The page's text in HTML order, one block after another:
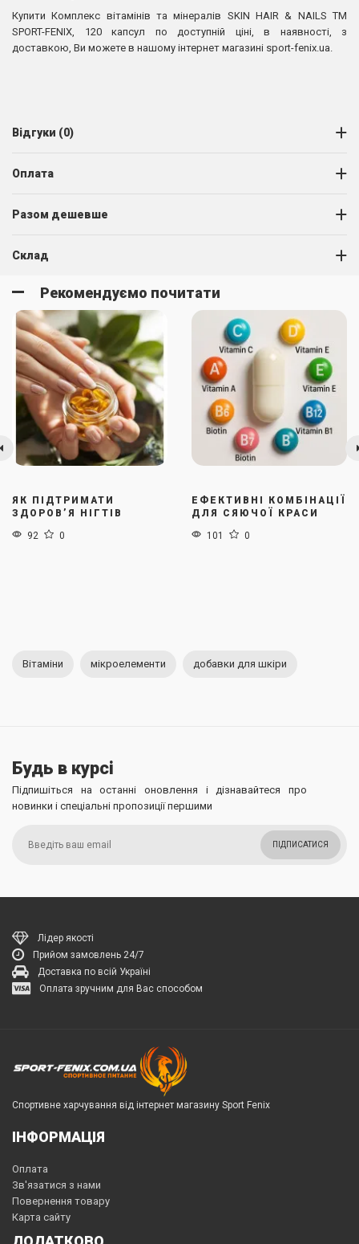
Купити Комплекс вітамінів та мінералів SKIN HAIR & NAILS TM
SPORT-FENIX, 120 капсул по доступній ціні, в наявності, з
доставкою, Ви можете в нашому інтернет магазині sport-fenix.ua.
Відгуки (0)
Оплата
Разом дешевше
Склад
Рекомендуємо почитати
ЯК ПІДТРИМАТИ
ЗДОРОВ’Я НІГТІВ
92
0
ЕФЕКТИВНІ КОМБІНАЦІЇ
ДЛЯ СЯЮЧОЇ КРАСИ
101
0
Вітаміни мікроелементи добавки для шкіри
Будь в курсі
Підпишіться на останні оновлення і дізнавайтеся про
новинки і спеціальні пропозиції першими
ПІДПИСАТИСЯ
Лідер якості
Прийом замовлень 24/7
Доставка по всій Україні
Оплата зручним для Вас способом
Спортивне харчування від інтернет магазину Sport Fenix
ІНФОРМАЦІЯ
Оплата
Зв'язатися з нами
Повернення товару
Карта сайту